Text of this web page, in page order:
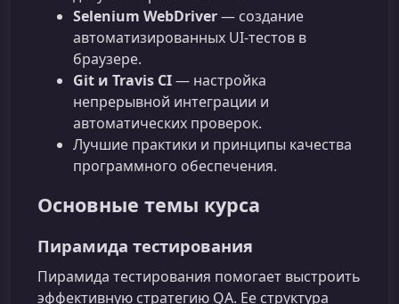
Selenium WebDriver— создание
автоматизированных UI‑тестов в
браузере.
Git и Travis CI— настройка
непрерывной интеграции и
автоматических проверок.
Лучшие практики и принципы качества
программного обеспечения.
Основные темы курса
Пирамида тестирования
Пирамида тестирования помогает выстроить
эффективную стратегию QA. Ее структура